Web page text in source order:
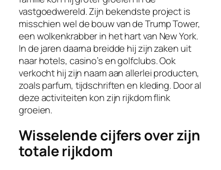
vastgoedwereld. Zijn bekendste project is
misschien wel de bouw van de Trump Tower,
een wolkenkrabber in het hart van New York.
In de jaren daarna breidde hij zijn zaken uit
naar hotels, casino’s en golfclubs. Ook
verkocht hij zijn naam aan allerlei producten,
zoals parfum, tijdschriften en kleding. Door al
deze activiteiten kon zijn rijkdom flink
groeien.
Wisselende cijfers over zijn
totale rijkdom